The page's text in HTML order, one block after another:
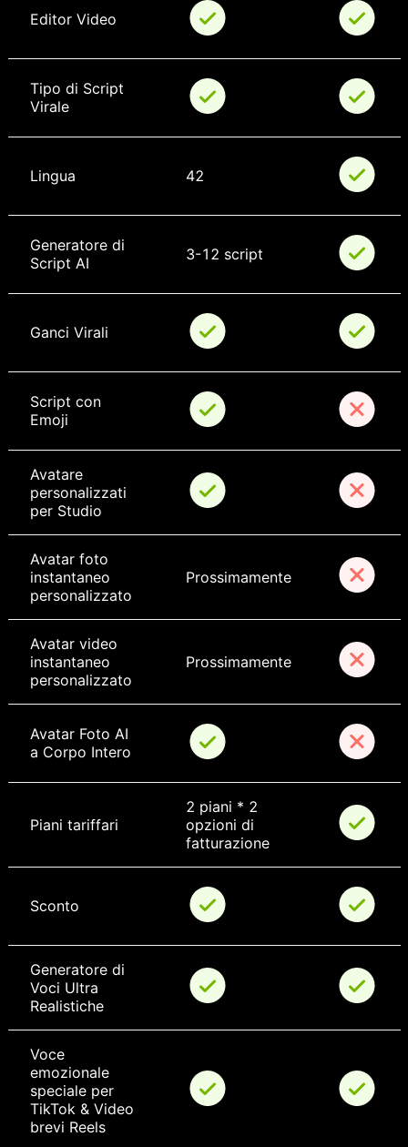
Editor Video
Tipo di Script
Virale
Lingua 42
Generatore di
Script AI
3-12 script
Ganci Virali
Script con
Emoji
Avatare
personalizzati
per Studio
Avatar foto
instantaneo
personalizzato
Prossimamente
Avatar video
instantaneo
personalizzato
Prossimamente
Avatar Foto AI
a Corpo Intero
Piani tariffari
2 piani * 2
opzioni di
fatturazione
Sconto
Generatore di
Voci Ultra
Realistiche
Voce
emozionale
speciale per
TikTok & Video
brevi Reels